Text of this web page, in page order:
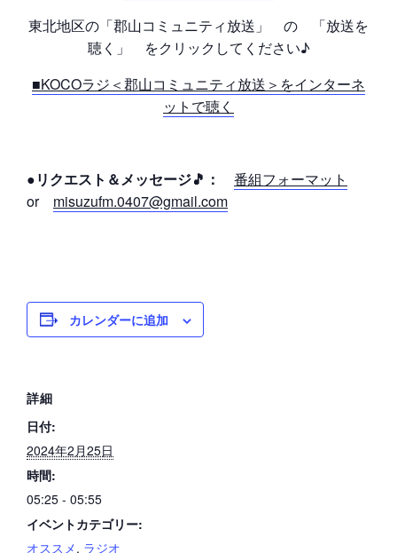
東北地区の「郡山コミュニティ放送」 の 「放送を
聴く」 をクリックしてください♪
■KOCOラジ＜郡山コミュニティ放送＞をインターネ
ットで聴く
●リクエスト＆メッセージ🎵：
番組フォーマット
or misuzufm.0407@gmail.com
カレンダーに追加
詳細
日付:
2024年2月25日
時間:
05:25 - 05:55
イベントカテゴリー:
オススメ, ラジオ